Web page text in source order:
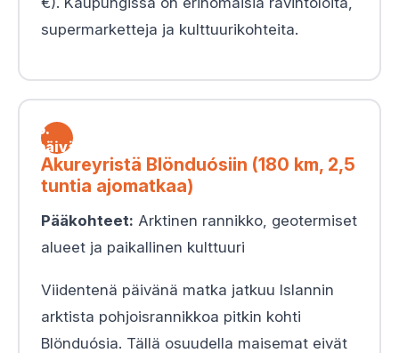
supermarketteja ja kulttuurikohteita.
5.
päivä
Akureyristä Blönduósiin (180 km, 2,5
tuntia ajomatkaa)
Pääkohteet: Arktinen rannikko, geotermiset
alueet ja paikallinen kulttuuri
Viidentenä päivänä matka jatkuu Islannin
arktista pohjoisrannikkoa pitkin kohti
Blönduósia. Tällä osuudella maisemat eivät